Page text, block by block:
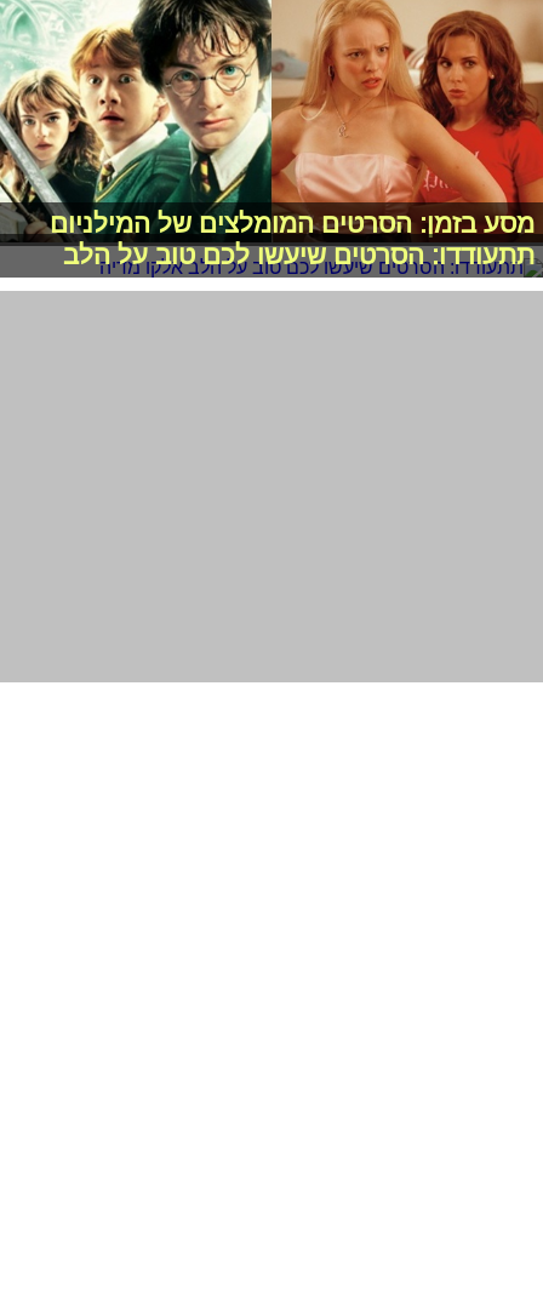
מסע בזמן: הסרטים המומלצים של המילניום
תתעודדו: הסרטים שיעשו לכם טוב על הלב